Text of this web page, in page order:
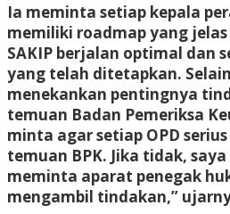
Ia meminta setiap kepala
memiliki roadmap yang
SAKIP berjalan optimal dan
yang telah ditetapkan.
menekankan pentingnya
temuan Badan Pemeriksa
minta agar setiap OPD
temuan BPK. Jika tidak,
meminta aparat penegak
mengambil tindakan,”